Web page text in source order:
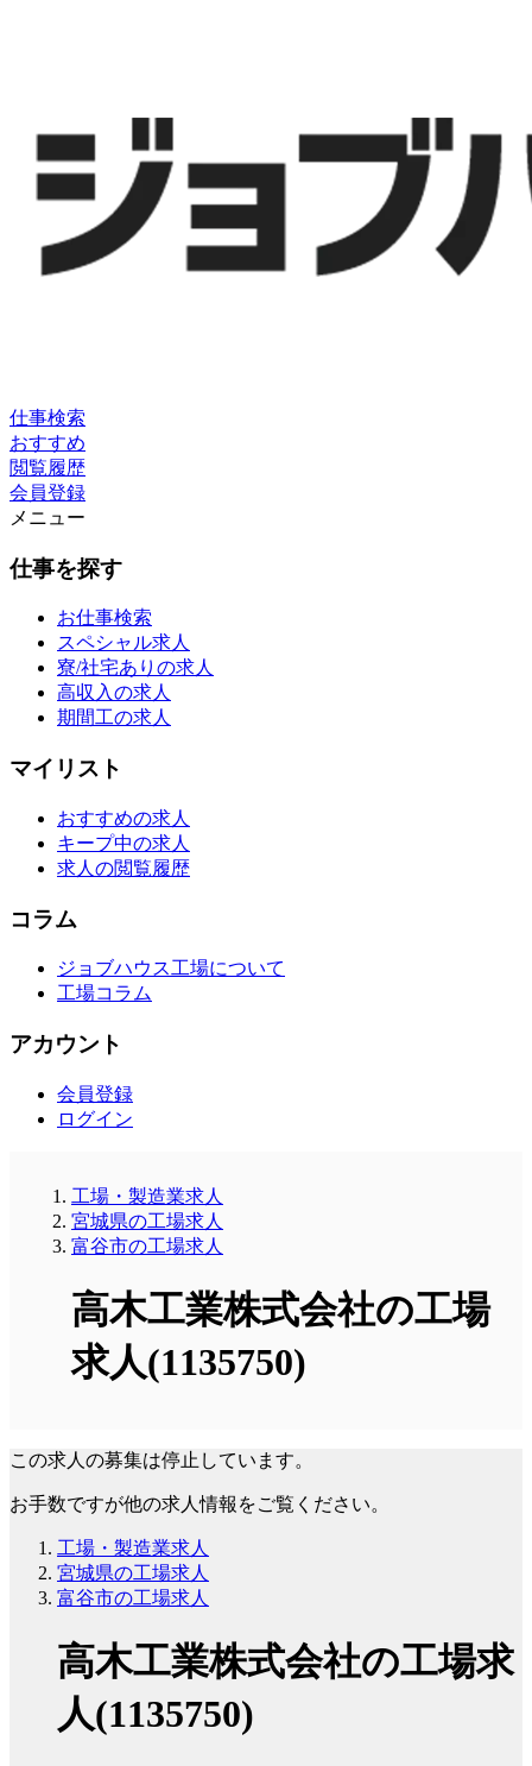
仕事検索
おすすめ
閲覧履歴
会員登録
メニュー
仕事を探す
お仕事検索
スペシャル求人
寮/社宅ありの求人
高収入の求人
期間工の求人
マイリスト
おすすめの求人
キープ中の求人
求人の閲覧履歴
コラム
ジョブハウス工場について
工場コラム
アカウント
会員登録
ログイン
工場・製造業求人
宮城県の工場求人
富谷市の工場求人
高木工業株式会社の工場
求人(1135750)
この求人の募集は停止しています。
お手数ですが他の求人情報をご覧ください。
工場・製造業求人
宮城県の工場求人
富谷市の工場求人
高木工業株式会社の工場求
人(1135750)